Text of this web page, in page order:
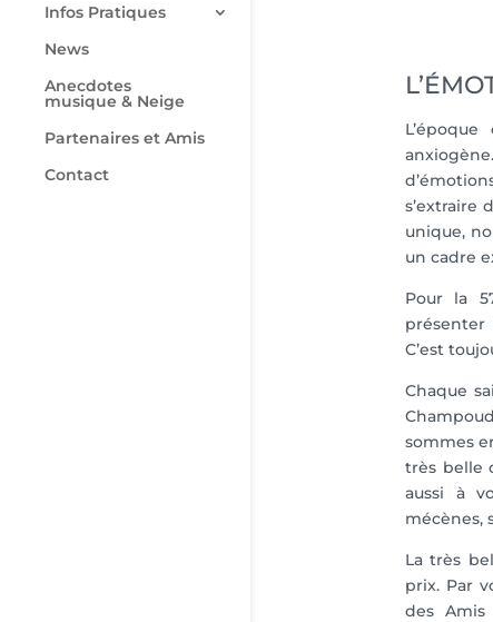
Infos Pratiques
News
Anecdotes
musique & Neige
Partenaires et Amis
Contact
s’extraire
unique,
un cadre
Pour la
présenter
C’est
Chaque
sommes
très belle
aussi à
mécènes,
La très
prix. Par
des